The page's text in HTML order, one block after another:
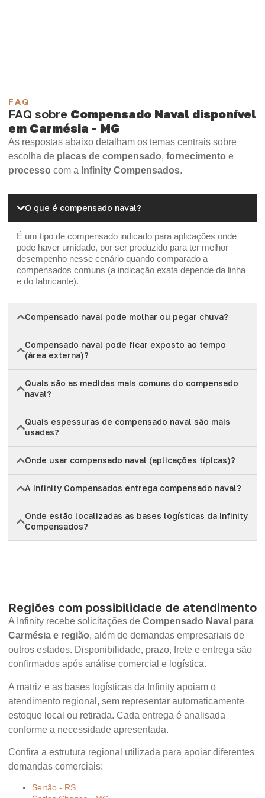
FAQ
FAQ sobre Compensado Naval disponível
em Carmésia - MG
As respostas abaixo detalham os temas centrais sobre
escolha de placas de compensado, fornecimento e
processo com a Infinity Compensados.
O que é compensado naval?
É um tipo de compensado indicado para aplicações onde
pode haver umidade, por ser produzido para ter melhor
desempenho nesse cenário quando comparado a
compensados comuns (a indicação exata depende da linha
e do fabricante).
Compensado naval pode molhar ou pegar chuva?
Compensado naval pode ficar exposto ao tempo
(área externa)?
Quais são as medidas mais comuns do compensado
naval?
Quais espessuras de compensado naval são mais
usadas?
Onde usar compensado naval (aplicações típicas)?
A Infinity Compensados entrega compensado naval?
Onde estão localizadas as bases logísticas da Infinity
Compensados?
Regiões com possibilidade de atendimento
A Infinity recebe solicitações de Compensado Naval para
Carmésia e região, além de demandas empresariais de
outros estados. Disponibilidade, prazo, frete e entrega são
confirmados após análise comercial e logística.
A matriz e as bases logísticas da Infinity apoiam o
atendimento regional, sem representar automaticamente
estoque local ou retirada. Cada entrega é analisada
conforme a necessidade apresentada.
Confira a estrutura regional utilizada para apoiar diferentes
demandas comerciais:
Sertão - RS